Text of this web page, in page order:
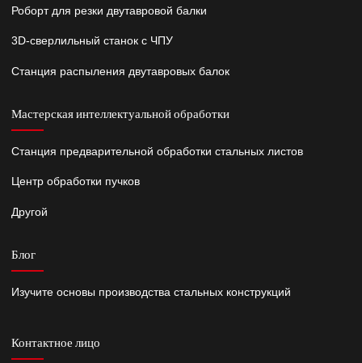
Роборт для резки двутавровой балки
3D-сверлильный станок с ЧПУ
Станция распыления двутавровых балок
Мастерская интеллектуальной обработки
Станция предварительной обработки стальных листов
Центр обработки пучков
Другой
Блог
Изучите основы производства стальных конструкций
Контактное лицо